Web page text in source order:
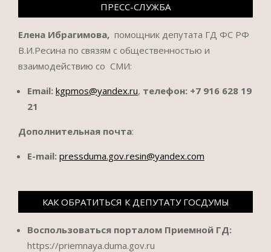
ПРЕСС-СЛУЖБА
Елена Ибрагимова, помощник депутата ГД ФС РФ
В.И.Ресина по связям с общественностью и
взаимодействию со СМИ:
Email: kgpmos@yandex.ru, телефон: +7 916 628 19
21
Дополнительная почта:
E-mail: pressduma.gov.resin@yandex.com
КАК ОБРАТИТЬСЯ К ДЕПУТАТУ ГОСДУМЫ
Воспользоваться порталом Приемной ГД:
https://priemnaya.duma.gov.ru